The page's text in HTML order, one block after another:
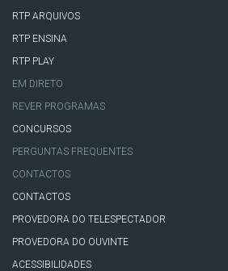
RTP ARQUIVOS
RTP ENSINA
RTP PLAY
EM DIRETO
REVER PROGRAMAS
CONCURSOS
PERGUNTAS FREQUENTES
CONTACTOS
CONTACTOS
PROVEDORA DO TELESPECTADOR
PROVEDORA DO OUVINTE
ACESSIBILIDADES